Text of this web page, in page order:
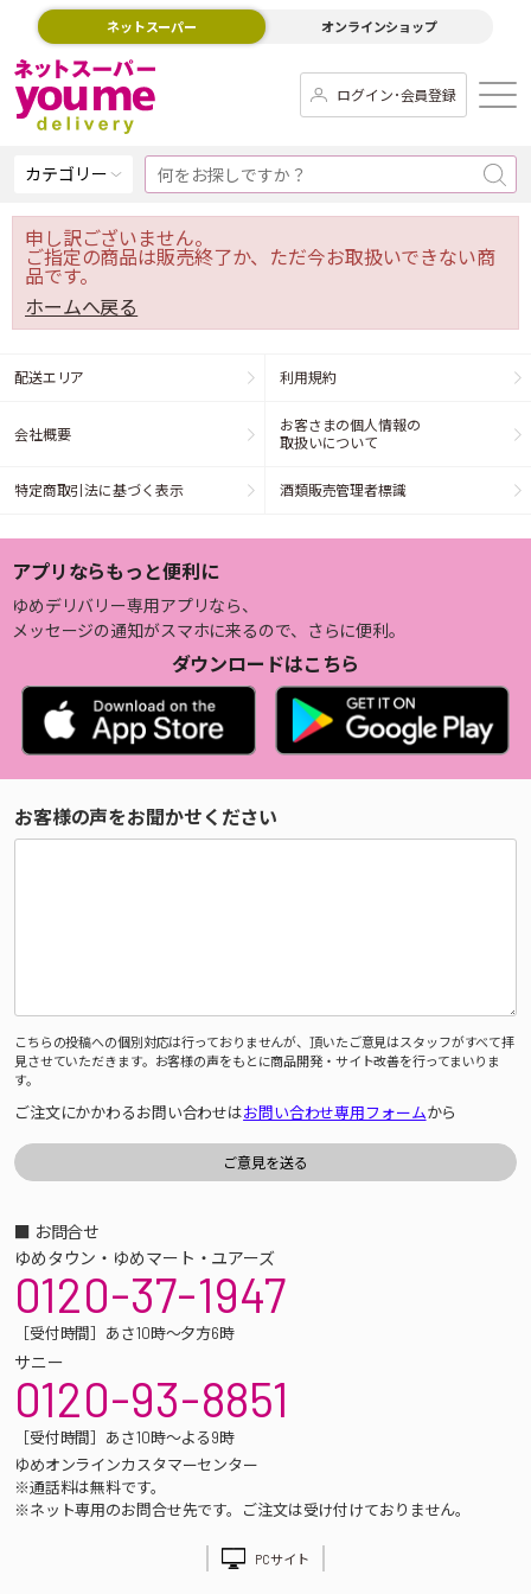
ネットスーパー オンラインショップ
ログイン･会員登録
カテゴリー
申し訳ございません。
ご指定の商品は販売終了か、ただ今お取扱いできない商
品です。
ホームへ戻る
配送エリア 利用規約
会社概要
お客さまの個人情報の
取扱いについて
特定商取引法に基づく表示 酒類販売管理者標識
アプリならもっと便利に
ゆめデリバリー専用アプリなら、
メッセージの通知がスマホに来るので、さらに便利。
ダウンロードはこちら
お客様の声をお聞かせください
こちらの投稿への個別対応は行っておりませんが、頂いたご意見はスタッフがすべて拝
見させていただきます。お客様の声をもとに商品開発・サイト改善を行ってまいりま
す。
ご注文にかかわるお問い合わせはお問い合わせ専用フォームから
■ お問合せ
ゆめタウン・ゆめマート・ユアーズ
0120-37-1947
［受付時間］あさ10時～夕方6時
サニー
0120-93-8851
［受付時間］あさ10時～よる9時
ゆめオンラインカスタマーセンター
※通話料は無料です。
※ネット専用のお問合せ先です。ご注文は受け付けておりません。
PCサイト